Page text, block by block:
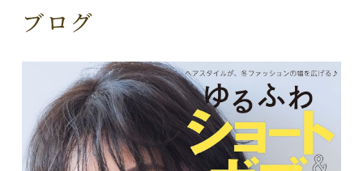
ブログ